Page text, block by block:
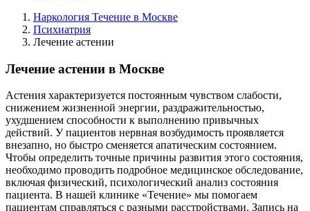
Наркология Течение в Москве
Психиатрия
Лечение астении
Лечение астении в Москве
Астения характеризуется постоянным чувством слабости,
снижением жизненной энергии, раздражительностью,
ухудшением способности к выполнению привычных
действий. У пациентов нервная возбудимость проявляется
внезапно, но быстро сменяется апатическим состоянием.
Чтобы определить точные причины развития этого состояния,
необходимо проводить подробное медицинское обследование,
включая физический, психологический анализ состояния
пациента. В нашей клинике «Течение» мы помогаем
пациентам справляться с разными расстройствами. Запись на